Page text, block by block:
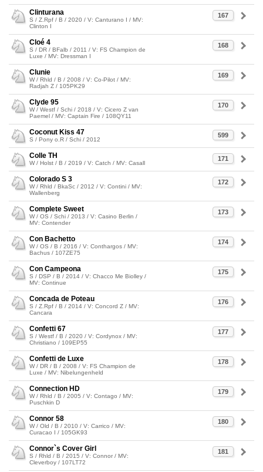
167
Clinturana
S / Z.Rpf / B / 2020 / V: Canturano I / MV:
Clinton I
168
Cloé 4
S / DR / BFalb / 2011 / V: FS Champion de
Luxe / MV: Dressman I
169
Clunie
W / Rhld / B / 2008 / V: Co-Pilot / MV:
Radjah Z / 105PK29
170
Clyde 95
W / Westf / Schi / 2018 / V: Cicero Z van
Paemel / MV: Captain Fire / 108QY11
599
Coconut Kiss 47
S / Pony o.R / Schi / 2012
171
Colle TH
W / Holst / B / 2019 / V: Catch / MV: Casall
172
Colorado S 3
W / Rhld / BkaSc / 2012 / V: Contini / MV:
Wallenberg
173
Complete Sweet
W / OS / Schi / 2013 / V: Casino Berlin /
MV: Contender
174
Con Bachetto
W / OS / B / 2016 / V: Conthargos / MV:
Bachus / 107ZE75
175
Con Campeona
S / DSP / B / 2014 / V: Chacco Me Biolley /
MV: Continue
176
Concada de Poteau
S / Z.Rpf / B / 2014 / V: Concord Z / MV:
Cancara
177
Confetti 67
S / Westf / B / 2020 / V: Cordynox / MV:
Christiano / 109EP55
178
Confetti de Luxe
W / DR / B / 2008 / V: FS Champion de
Luxe / MV: Nibelungenheld
179
Connection HD
W / Rhld / B / 2005 / V: Contago / MV:
Puschkin D
180
Connor 58
W / Old / B / 2010 / V: Carrico / MV:
Curacao I / 105GK93
181
Connor`s Cover Girl
S / Rhld / B / 2015 / V: Connor / MV:
Cleverboy / 107LT72